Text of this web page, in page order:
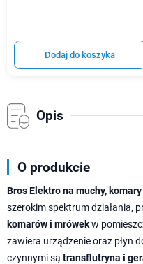
Dodaj do koszyka
Opis
O produkcie
Bros Elektro na muchy,
szerokim spektrum działania,
komarów i mrówekw
zawiera urządzenie oraz płyn
czynnymi są transflutryna i